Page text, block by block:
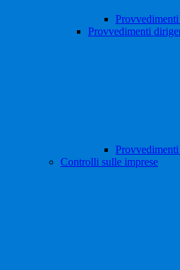
Provvedimenti
Controlli sulle imprese